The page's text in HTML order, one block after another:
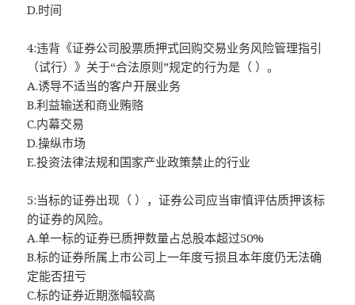
D.时间
4:违背《证券公司股票质押式回购交易业务风险管理指引
（试行）》关于“合法原则”规定的行为是（ ）。
A.诱导不适当的客户开展业务
B.利益输送和商业贿赂
C.内幕交易
D.操纵市场
E.投资法律法规和国家产业政策禁止的行业
5:当标的证券出现（ ），证券公司应当审慎评估质押该标
的证券的风险。
A.单一标的证券已质押数量占总股本超过50%
B.标的证券所属上市公司上一年度亏损且本年度仍无法确
定能否扭亏
C.标的证券近期涨幅较高